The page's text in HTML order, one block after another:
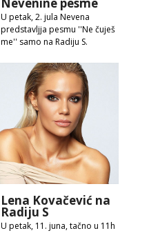
U petak, 2. jula Nevena
predstavljja pesmu ''Ne čuješ
me'' samo na Radiju S.
Lena Kovačević na
Radiju S
U petak, 11. juna, tačno u 11h